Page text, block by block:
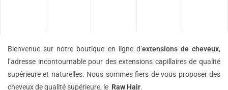
Bienvenue sur notre boutique en ligne d’extensions decheveux,
l’adresse incontournable pour des extensions capillaires de qualité
supérieure et naturelles. Nous sommes fiers de vous proposer des
cheveux de qualité supérieure, le Raw Hair.